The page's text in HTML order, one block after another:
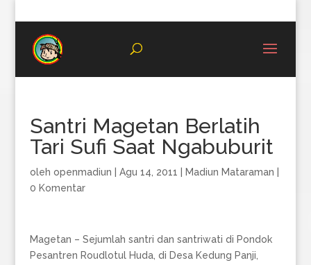
Santri Magetan Berlatih
Tari Sufi Saat Ngabuburit
oleh openmadiun Agu 14, 2011 Madiun Mataraman
0 Komentar
Magetan – Sejumlah santri dan santriwati di Pondok
Pesantren Roudlotul Huda, di Desa Kedung Panji,